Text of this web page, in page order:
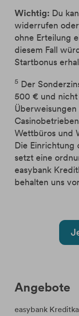
Wichtig: Du
widerrufen
ohne Erteilung
diesem Fall
Startbonus
5 Der
500 € und
Überweisungen
Wettbüros und
Die Einrichtung
setzt eine
easybank
behalten uns
Angebote
easybank